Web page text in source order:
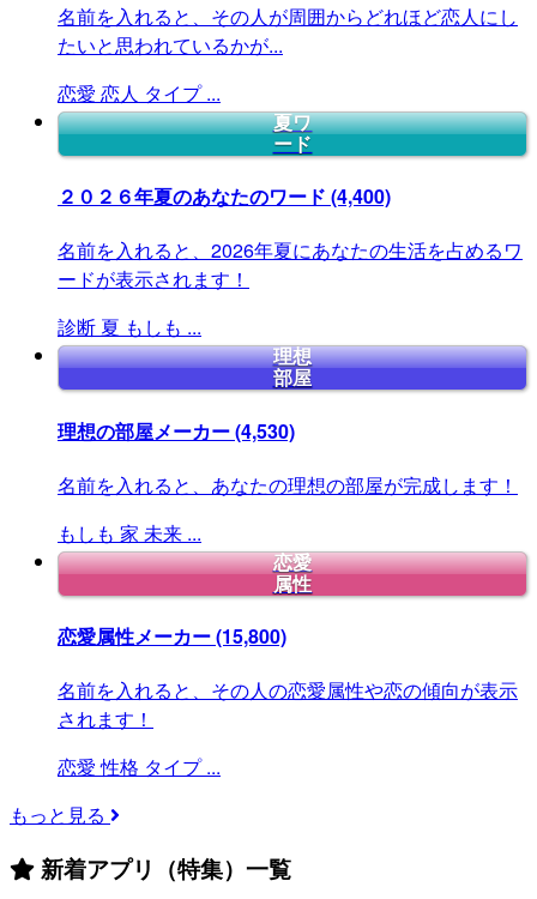
名前を入れると、その人が周囲からどれほど恋人にし
たいと思われているかが...
恋愛 恋人 タイプ ...
夏ワ
ード
２０２６年夏のあなたのワード (4,400)
名前を入れると、2026年夏にあなたの生活を占めるワ
ードが表示されます！
診断 夏 もしも ...
理想
部屋
理想の部屋メーカー(4,530)
名前を入れると、あなたの理想の部屋が完成します！
もしも 家 未来 ...
恋愛
属性
恋愛属性メーカー(15,800)
名前を入れると、その人の恋愛属性や恋の傾向が表示
されます！
恋愛 性格 タイプ ...
もっと見る
新着アプリ（特集）一覧